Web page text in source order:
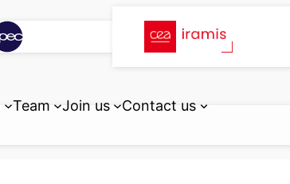
Team Join us Contact us